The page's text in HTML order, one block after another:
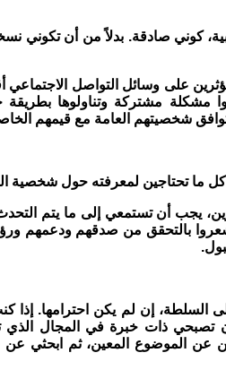
كوني صادقة. بدلاً من أن
على وسائل التواصل الاجتماعي
مشكلة مشتركة وتناولوها بطريقة
شخصيتهم العامة مع قيمهم
كل ما تحتاجين لمعرفته حول شخصية
يجب أن تستمعي إلى ما يتم
بالتحقق من صدقهم ودعمهم
السلطة، إن لم يكن احترامها. إذا
تصبحي ذات خبرة في المجال الذي
عن الموضوع المعين، ثم ابحثي